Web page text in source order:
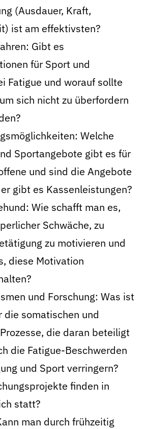
(Ausdauer, Kraft,
ist am effektivsten?
Gibt es
für Sport und
Fatigue und worauf sollte
sich nicht zu überfordern
Welche
Sportangebote gibt es für
und sind die Angebote
gibt es Kassenleistungen?
Wie schafft man es,
Schwäche, zu
zu motivieren und
diese Motivation
und Forschung: Was ist
die somatischen und
die daran beteiligt
die Fatigue-Beschwerden
und Sport verringern?
finden in
statt?
man durch frühzeitig